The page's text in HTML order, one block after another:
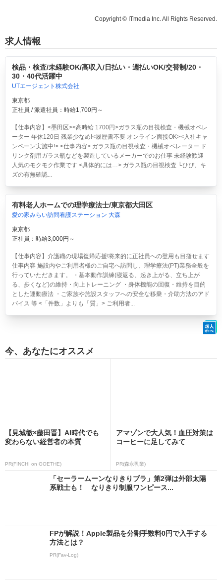
Copyright © ITmedia Inc. All Rights Reserved.
求人情報
検品・検査/未経験OK/高収入/日払い・週払いOK/交替制/20・
30・40代活躍中
UTエージェント株式会社
東京都
正社員 / 派遣社員：時給1,700円～
【仕事内容】<墨田区><高時給 1700円>ガラス瓶の目視検査・機械オペレ
ーター 年休120日 残業少なめ!<履歴書不要 オンライン面接OK><入社キャ
ンペーン実施中!> <仕事内容> ガラス瓶の目視検査・機械オペレーター ド
リンク剤用ガラス瓶などを製造しているメーカーでのお仕事 未経験歓迎
人気のモクモク作業です <具体的には…> ガラス瓶の目視検査 └ひび、キ
ズの有無確認...
有料老人ホームでの理学療法士/東京都大田区
愛の家みらい訪問看護ステーション 大森
東京都
正社員：時給3,000円～
【仕事内容】介護職の現場復帰応援!将来的に正社員への登用も目指せます
仕事内容 施設内やご利用者様のご自宅へ訪問し、理学療法(PT)業務全般を
行っていただきます。 ・基本動作訓練(寝返る、起き上がる、立ち上が
る、歩くなど)の維持・向上トレーニング ・身体機能の回復・維持を目的
とした運動療法 ・ご家族や施設スタッフへの安全な移乗・介助方法のアド
バイス 等 <「件数」よりも「質」> ご利用者...
今、あなたにオススメ
【見城徹×藤田晋】AI時代でも
変わらない経営者の本質
PR(FINCHI on GOETHE)
アマゾンで大人気！血圧対策は
コーヒーに足してみて
PR(森永乳業)
「セーラームーンなりきりブラ」第2弾は外部太陽
系戦士も！ なりきり制服ワンピース...
FPが解説！Apple製品を分割手数料0円で入手する
方法とは？
PR(Fav-Log)